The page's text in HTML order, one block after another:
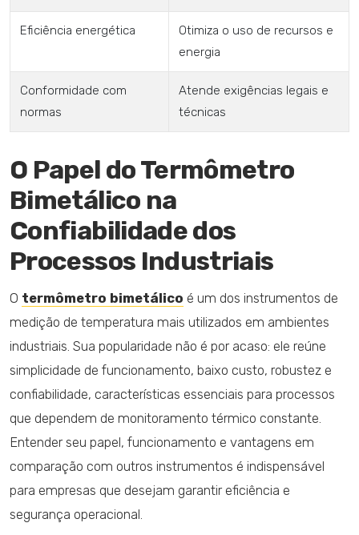
Eficiência energética
Otimiza o uso de recursos e
energia
Conformidade com
normas
Atende exigências legais e
técnicas
O Papel do Termômetro
Bimetálico na
Confiabilidade dos
Processos Industriais
O termômetro bimetálico é um dos instrumentos de
medição de temperatura mais utilizados em ambientes
industriais. Sua popularidade não é por acaso: ele reúne
simplicidade de funcionamento, baixo custo, robustez e
confiabilidade, características essenciais para processos
que dependem de monitoramento térmico constante.
Entender seu papel, funcionamento e vantagens em
comparação com outros instrumentos é indispensável
para empresas que desejam garantir eficiência e
segurança operacional.